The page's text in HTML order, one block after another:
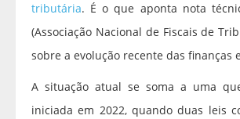
tributária. É o que aponta nota
(Associação Nacional de Fiscais de
sobre a evolução recente das finanças
A situação atual se soma a uma
iniciada em 2022, quando duas leis